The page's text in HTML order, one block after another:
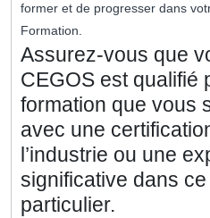
former et de progresser dans
Formation.
Assurez-vous que
CEGOS est qualifié
formation que vous
avec une
l’industrie ou une
significative dans
particulier.